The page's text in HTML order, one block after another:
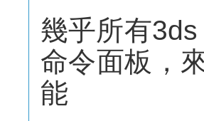
幾乎所有
命令面板，
能